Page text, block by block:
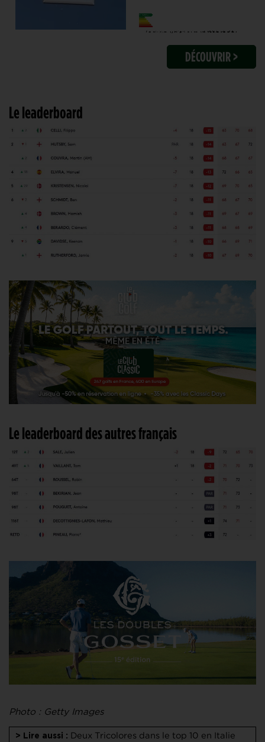
DÉCOUVRIR >
Le leaderboard
Le leaderboard des autres français
Photo : Getty Images
> Lire aussi : Deux Tricolores dans le top 10 en Italie